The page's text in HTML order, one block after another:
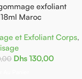
exfoliant
Maroc
et Exfoliant Corps,
Dhs 130,00